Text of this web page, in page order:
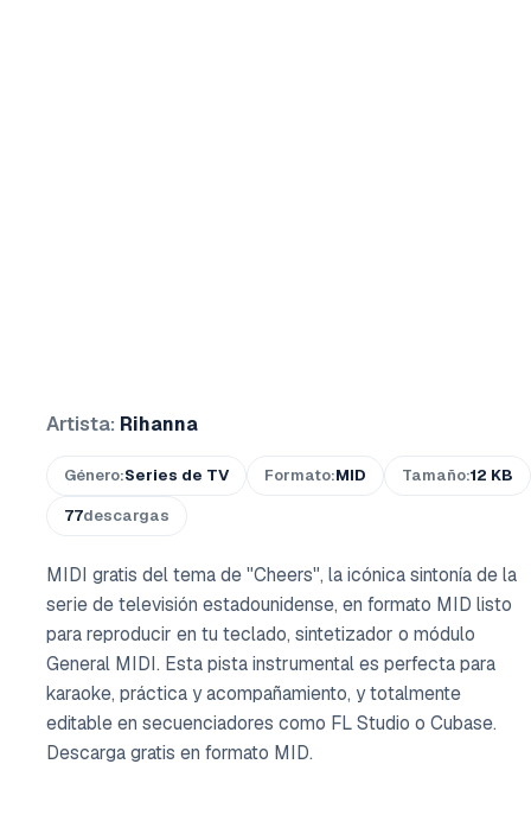
Artista: Rihanna
Género:Series de TV Formato:MID Tamaño:12 KB
77descargas
MIDI gratis del tema de "Cheers", la icónica sintonía de la
serie de televisión estadounidense, en formato MID listo
para reproducir en tu teclado, sintetizador o módulo
General MIDI. Esta pista instrumental es perfecta para
karaoke, práctica y acompañamiento, y totalmente
editable en secuenciadores como FL Studio o Cubase.
Descarga gratis en formato MID.